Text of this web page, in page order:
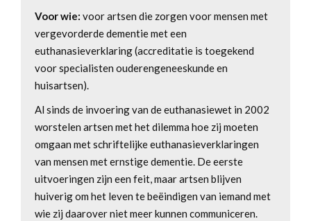
Voor wie: voor artsen die zorgen voor mensen met
vergevorderde dementie met een
euthanasieverklaring (accreditatie is toegekend
voor specialisten ouderengeneeskunde en
huisartsen).
Al sinds de invoering van de euthanasiewet in 2002
worstelen artsen met het dilemma hoe zij moeten
omgaan met schriftelijke euthanasieverklaringen
van mensen met ernstige dementie. De eerste
uitvoeringen zijn een feit, maar artsen blijven
huiverig om het leven te beëindigen van iemand met
wie zij daarover niet meer kunnen communiceren.